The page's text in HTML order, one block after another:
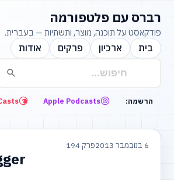
רברס עם פלטפורמה
פודקאסט על תוכנה, מוצר, ותשתיות — בעברית.
בית ארכיון פרקים אודות
הרשמה: Apple Podcasts
6 בנובמבר 2013 פרק 194